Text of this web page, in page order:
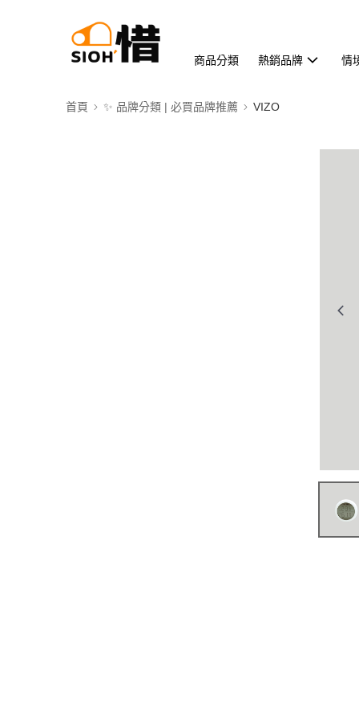
商品分類 熱銷品牌 情
首頁 ✨ 品牌分類 | 必買品牌推薦 VIZO